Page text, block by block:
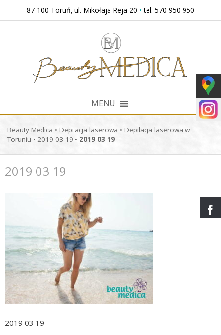
87-100 Toruń, ul. Mikołaja Reja 20 • tel. 570 950 950
MENU
Beauty Medica • Depilacja laserowa • Depilacja laserowa w
Toruniu • 2019 03 19 • 2019 03 19
2019 03 19
2019 03 19